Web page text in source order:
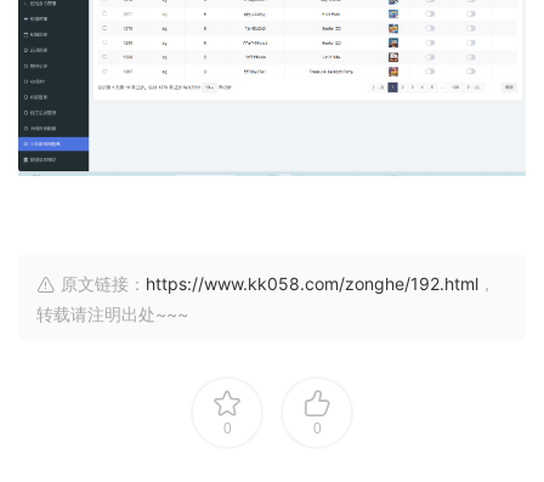
原文链接： https://www.kk058.com/zonghe/192.html ，
转载请注明出处~~~
0 0